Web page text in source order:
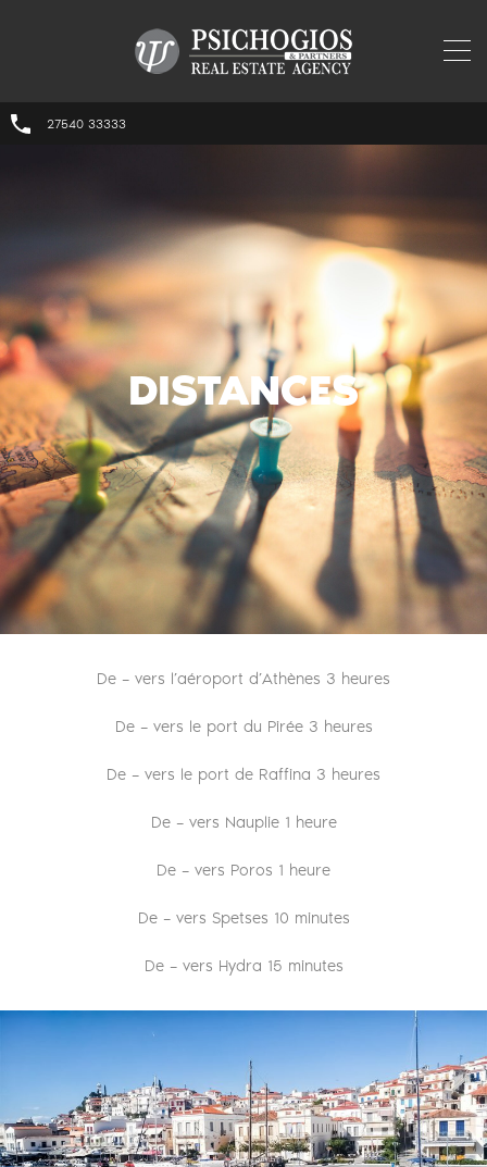
27540 33333
DISTANCES
De – vers l’aéroport d’Athènes 3 heures
De – vers le port du Pirée 3 heures
De – vers le port de Raffina 3 heures
De – vers Nauplie 1 heure
De – vers Poros 1 heure
De – vers Spetses 10 minutes
De – vers Hydra 15 minutes